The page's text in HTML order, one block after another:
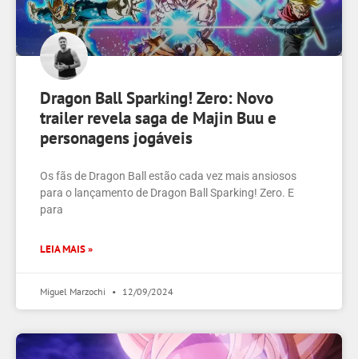
Dragon Ball Sparking! Zero: Novo
trailer revela saga de Majin Buu e
personagens jogáveis
Os fãs de Dragon Ball estão cada vez mais ansiosos
para o lançamento de Dragon Ball Sparking! Zero. E
para
LEIA MAIS »
Miguel Marzochi 12/09/2024